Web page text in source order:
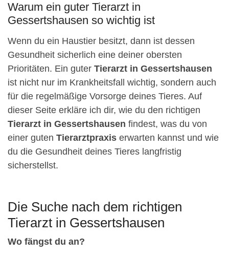
Warum ein guter Tierarzt in
Gessertshausen so wichtig ist
Wenn du ein Haustier besitzt, dann ist dessen
Gesundheit sicherlich eine deiner obersten
Prioritäten. Ein guter Tierarzt in Gessertshausen
ist nicht nur im Krankheitsfall wichtig, sondern auch
für die regelmäßige Vorsorge deines Tieres. Auf
dieser Seite erkläre ich dir, wie du den richtigen
Tierarzt in Gessertshausen findest, was du von
einer guten Tierarztpraxis erwarten kannst und wie
du die Gesundheit deines Tieres langfristig
sicherstellst.
Die Suche nach dem richtigen
Tierarzt in Gessertshausen
Wo fängst du an?